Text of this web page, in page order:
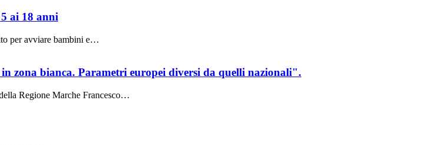
ai 18 anni
per avviare bambini e…
zona bianca. Parametri europei diversi da quelli nazionali".
Regione Marche Francesco…